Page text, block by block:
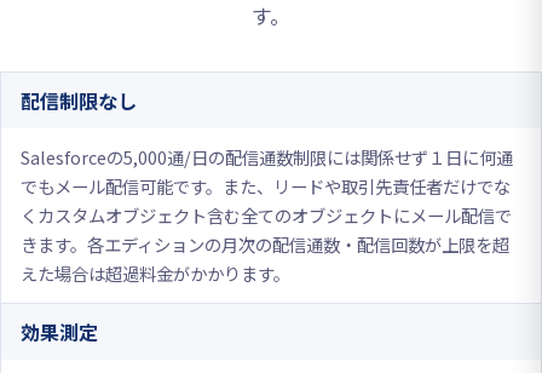
す。
配信制限なし
Salesforceの5,000通/日の配信通数制限には関係せず１日に何通
でもメール配信可能です。また、リードや取引先責任者だけでな
くカスタムオブジェクト含む全てのオブジェクトにメール配信で
きます。各エディションの月次の配信通数・配信回数が上限を超
えた場合は超過料金がかかります。
効果測定